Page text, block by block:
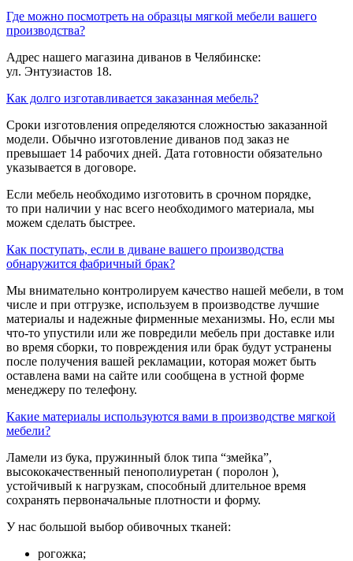
Где можно посмотреть на образцы мягкой мебели вашего
производства?
Адрес нашего магазина диванов в Челябинске:
ул. Энтузиастов 18.
Как долго изготавливается заказанная мебель?
Сроки изготовления определяются сложностью заказанной
модели. Обычно изготовление диванов под заказ не
превышает 14 рабочих дней. Дата готовности обязательно
указывается в договоре.
Если мебель необходимо изготовить в срочном порядке,
то при наличии у нас всего необходимого материала, мы
можем сделать быстрее.
Как поступать, если в диване вашего производства
обнаружится фабричный брак?
Мы внимательно контролируем качество нашей мебели, в том
числе и при отгрузке, используем в производстве лучшие
материалы и надежные фирменные механизмы. Но, если мы
что-то упустили или же повредили мебель при доставке или
во время сборки, то повреждения или брак будут устранены
после получения вашей рекламации, которая может быть
оставлена вами на сайте или сообщена в устной форме
менеджеру по телефону.
Какие материалы используются вами в производстве мягкой
мебели?
Ламели из бука, пружинный блок типа “змейка”,
высококачественный пенополиуретан ( поролон ),
устойчивый к нагрузкам, способный длительное время
сохранять первоначальные плотности и форму.
У нас большой выбор обивочных тканей:
рогожка;